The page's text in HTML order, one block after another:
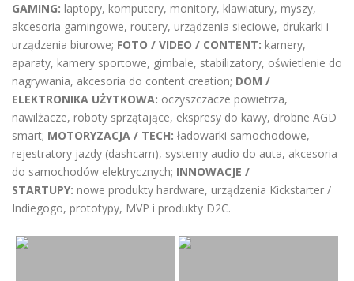
GAMING: laptopy, komputery, monitory, klawiatury, myszy,
akcesoria gamingowe, routery, urządzenia sieciowe, drukarki i
urządzenia biurowe; FOTO / VIDEO / CONTENT: kamery,
aparaty, kamery sportowe, gimbale, stabilizatory, oświetlenie do
nagrywania, akcesoria do content creation; DOM /
ELEKTRONIKA UŻYTKOWA: oczyszczacze powietrza,
nawilżacze, roboty sprzątające, ekspresy do kawy, drobne AGD
smart; MOTORYZACJA / TECH: ładowarki samochodowe,
rejestratory jazdy (dashcam), systemy audio do auta, akcesoria
do samochodów elektrycznych; INNOWACJE /
STARTUPY: nowe produkty hardware, urządzenia Kickstarter /
Indiegogo, prototypy, MVP i produkty D2C.